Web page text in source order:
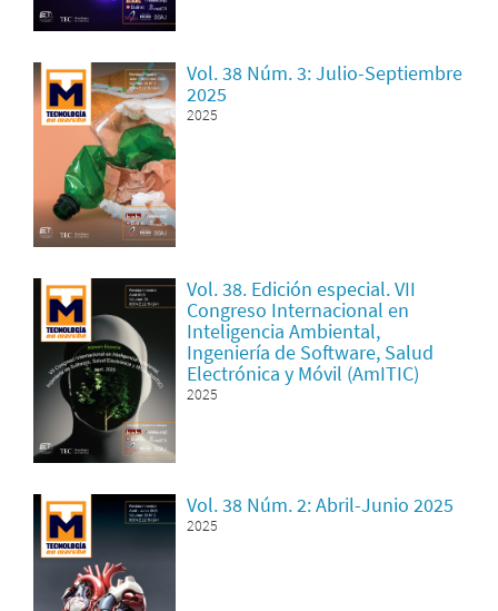
Vol. 38 Núm. 3: Julio-Septiembre
2025
2025
Vol. 38. Edición especial. VII
Congreso Internacional en
Inteligencia Ambiental,
Ingeniería de Software, Salud
Electrónica y Móvil (AmITIC)
2025
Vol. 38 Núm. 2: Abril-Junio 2025
2025